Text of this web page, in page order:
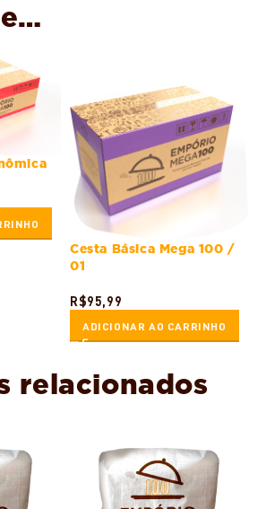
Cesta Básica Mega 100 /
01
R$95,99
ADICIONAR AO CARRINHO
relacionados